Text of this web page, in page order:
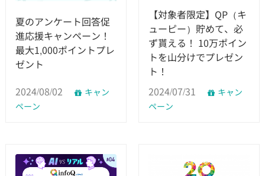
夏のアンケート回答促
進応援キャンペーン！
最大1,000ポイントプレ
ゼント
2024/08/02
キャン
ペーン
【対象者限定】QP（キ
ューピー）貯めて、必
ず貰える！ 10万ポイン
トを山分けでプレゼン
ト！
2024/07/31
キャン
ペーン